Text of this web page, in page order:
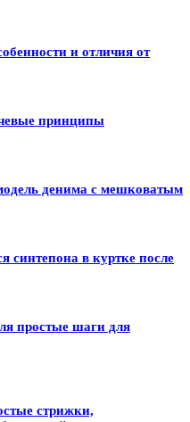
и отличия от
принципы
денима с мешковатым
синтепона в куртке после
простые шаги для
стрижки,